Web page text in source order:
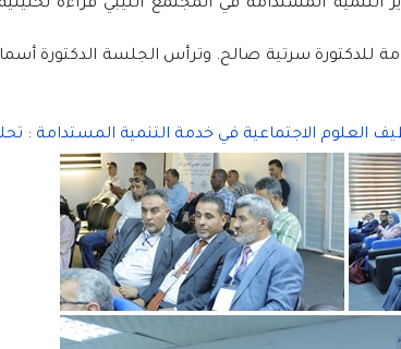
التنمية المستدامة في المجتمع الليبي قراءة
للدكتورة سرتية صالح. وترأس الجلسة الدكتورة
العلوم الاجتماعية في خدمة التنمية المستدامة :